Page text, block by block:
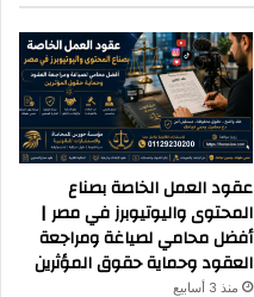
عقود العمل الخاصة بصناع
المحتوى واليوتيوبرز في مصر |
أفضل محامي لصياغة ومراجعة
العقود وحماية حقوق المؤثرين
منذ 3 أسابيع